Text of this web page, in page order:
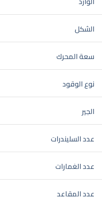
الشكل
سعة المحرك
نوع الوقود
الجير
عدد السليندرات
عدد الغمارات
عدد المقاعد